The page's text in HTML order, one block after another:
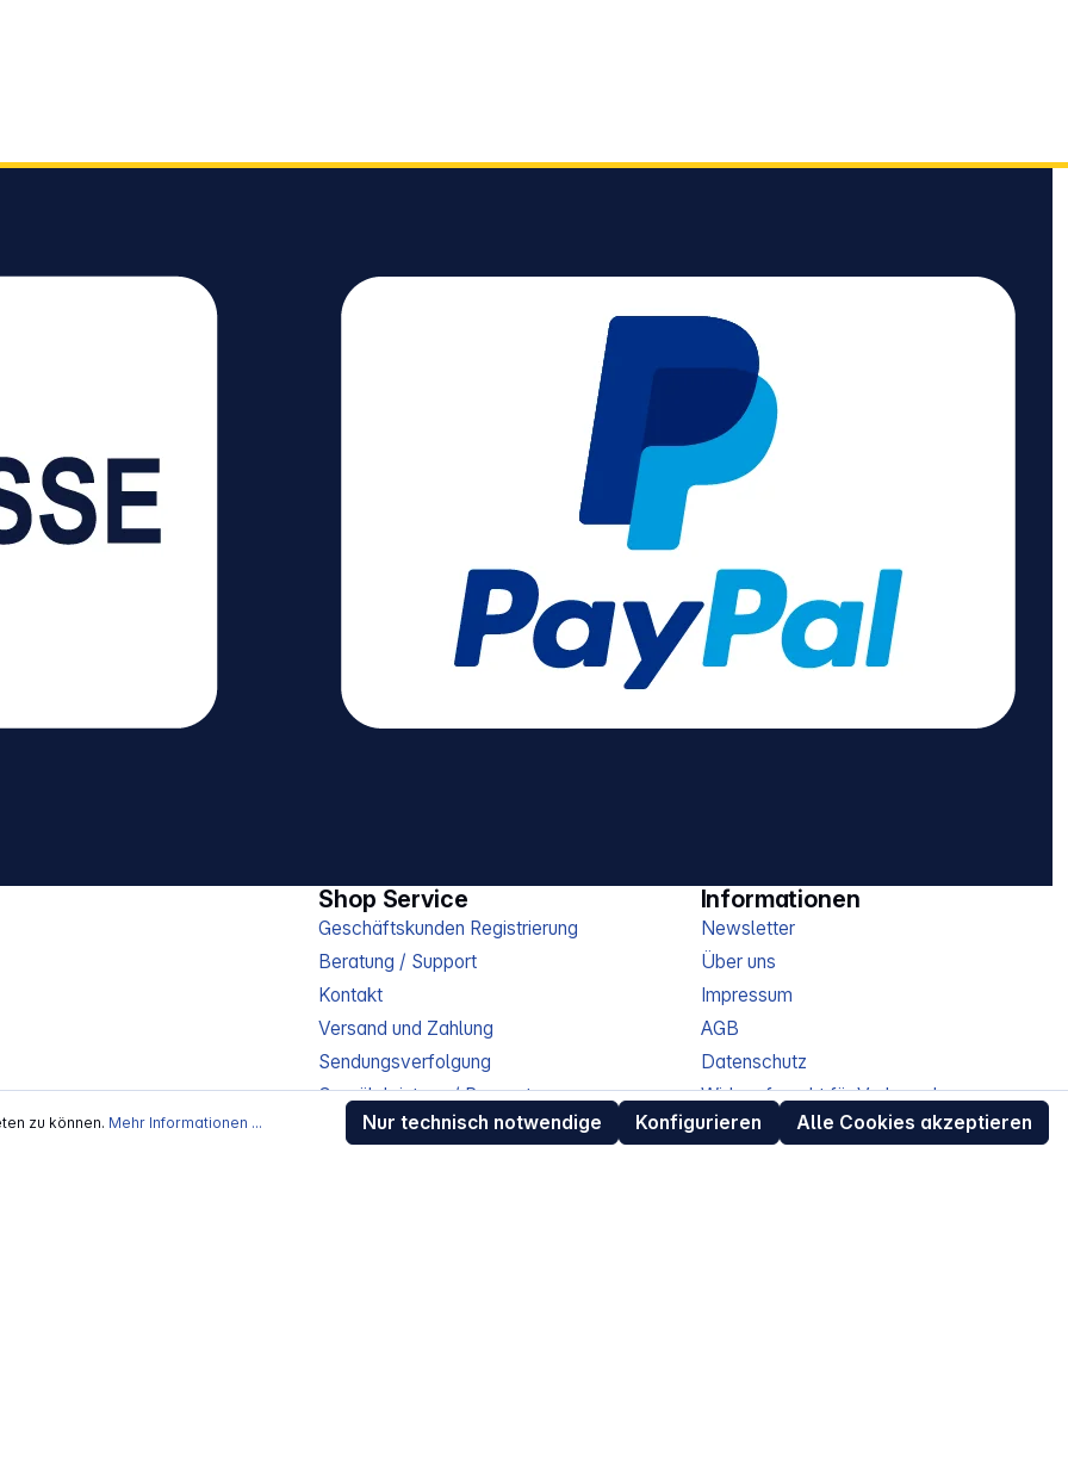
Shop Service
Geschäftskunden Registrierung
Beratung / Support
Kontakt
Versand und Zahlung
Sendungsverfolgung
Gewährleistung / Reparatur
Erklärung zur Barrierefreiheit
Informationen
Newsletter
Über uns
Impressum
AGB
Datenschutz
Widerrufsrecht für Verbraucher
Retouren (RMA) für Business-Kunden
zu können. Mehr Informationen ... Nur technisch notwendige Konfigurieren Alle Cookies akzeptieren